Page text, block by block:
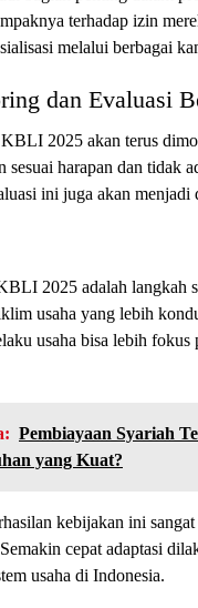
terhadap izin
melalui berbagai
dan Evaluasi
2025 akan terus
sesuai harapan dan tidak
ini juga akan menjadi
2025 adalah langkah
usaha yang lebih
usaha bisa lebih
Pembiayaan Syariah
yang Kuat?
kebijakan ini
cepat adaptasi
usaha di Indonesia.